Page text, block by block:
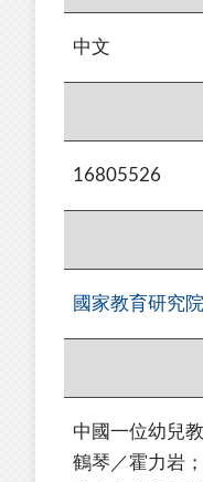
中文
16805526
國家教育研究院
中國一位幼兒
鶴琴／霍力岩